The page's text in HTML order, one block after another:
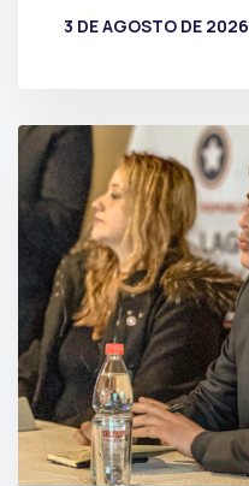
3 DE AGOSTO DE 2026